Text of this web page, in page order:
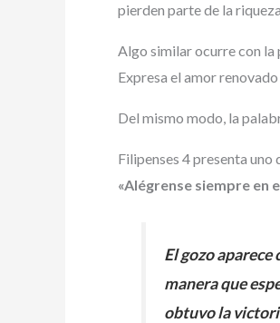
pierden parte de la
Algo similar ocurre con la
Expresa el amor
Del mismo modo, la
Filipenses 4 presenta
«Alégrense siempre en
El gozo
manera que
obtuvo la